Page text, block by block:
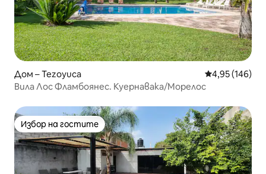
Дом – Tezoyuca Средна
4,95 (146)
Вила Лос Фламбоянес. Куернавака/Морелос
Избор на гостите
Избор на гостите